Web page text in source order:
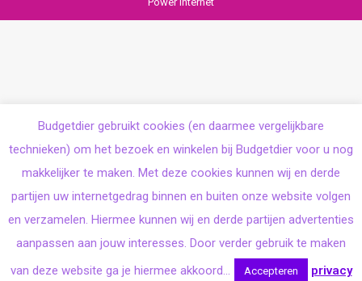
Budgetdier gebruikt cookies (en daarmee vergelijkbare
technieken) om het bezoek en winkelen bij Budgetdier voor u nog
makkelijker te maken. Met deze cookies kunnen wij en derde
partijen uw internetgedrag binnen en buiten onze website volgen
en verzamelen. Hiermee kunnen wij en derde partijen advertenties
aanpassen aan jouw interesses. Door verder gebruik te maken
van deze website ga je hiermee akkoord...
Accepteren privacy